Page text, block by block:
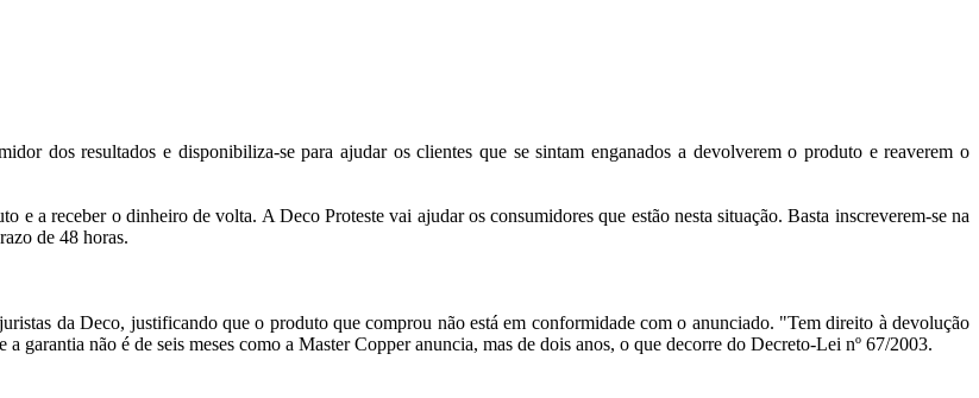
dos resultados e disponibiliza-se para ajudar os clientes que se sintam enganados a devolverem o produto e reaverem o
e a receber o dinheiro de volta. A Deco Proteste vai ajudar os consumidores que estão nesta situação. Basta inscreverem-se na
de 48 horas.
da Deco, justificando que o produto que comprou não está em conformidade com o anunciado. "Tem direito à devolução
não é de seis meses como a Master Copper anuncia, mas de dois anos, o que decorre do Decreto-Lei nº 67/2003.